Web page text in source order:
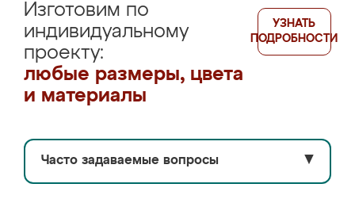
Изготовим по
индивидуальному
проекту:
любые размеры, цвета
и материалы
УЗНАТЬ
ПОДРОБНОСТИ
Часто задаваемые вопросы ▼